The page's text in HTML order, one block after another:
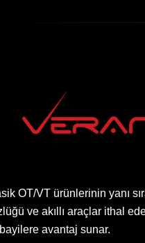
OT/VT ürünlerinin yanı
ve akıllı araçlar ithal
avantaj sunar.